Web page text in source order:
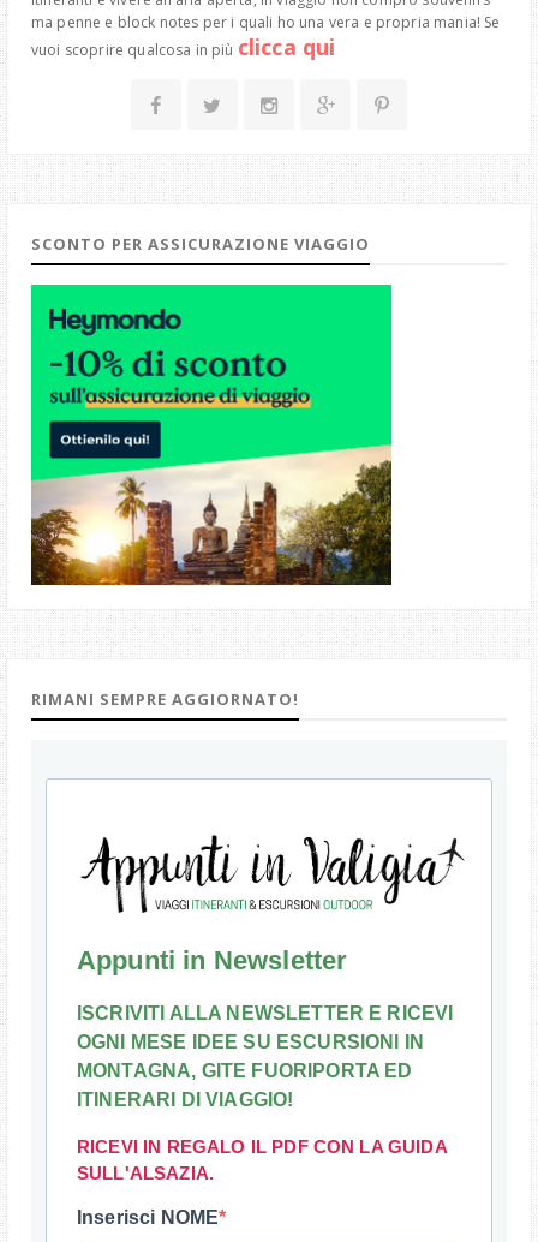
ma penne e block notes per i quali ho una vera e propria mania! Se
vuoi scoprire qualcosa in più clicca qui
SCONTO PER ASSICURAZIONE VIAGGIO
RIMANI SEMPRE AGGIORNATO!
Appunti in Newsletter
ISCRIVITI ALLA NEWSLETTER E RICEVI
OGNI MESE IDEE SU ESCURSIONI IN
MONTAGNA, GITE FUORIPORTA ED
ITINERARI DI VIAGGIO!
RICEVI IN REGALO IL PDF CON LA GUIDA
SULL'ALSAZIA.
Inserisci NOME